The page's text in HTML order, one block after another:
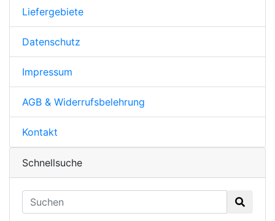
Liefergebiete
Datenschutz
Impressum
AGB & Widerrufsbelehrung
Kontakt
Schnellsuche